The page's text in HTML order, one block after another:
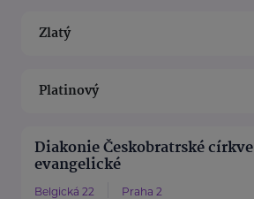
Zlatý
Platinový
Diakonie Českobratrské církve
evangelické
Belgická 22 Praha 2